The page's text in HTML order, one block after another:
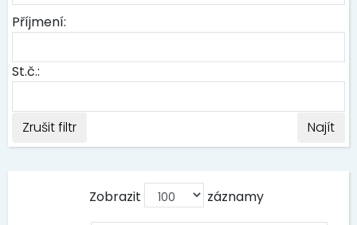
Příjmení:
St.č.:
Zrušit filtr Najít
Zobrazit záznamy